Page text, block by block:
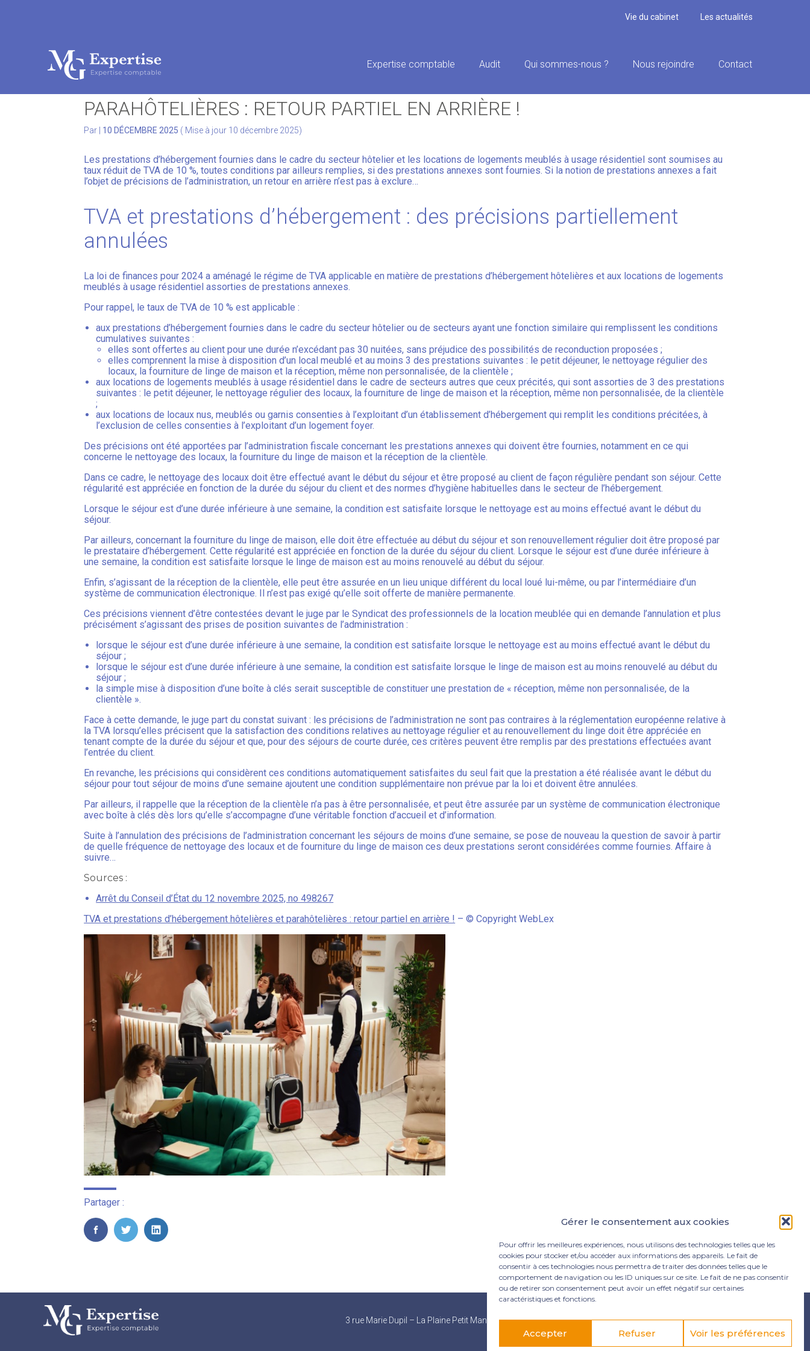
Gérer le consentement aux cookies
Pour offrir les meilleures expériences, nous utilisons des technologies telles que les
cookies pour stocker et/ou accéder aux informations des appareils. Le fait de
consentir à ces technologies nous permettra de traiter des données telles que le
comportement de navigation ou les ID uniques sur ce site. Le fait de ne pas consentir
ou de retirer son consentement peut avoir un effet négatif sur certaines
caractéristiques et fonctions.
Accepter Refuser Voir les préférences
Vie du cabinet Les actualités
Aller
Expertise comptable Audit Qui sommes-nous ? Nous rejoindre Contact
PARAHÔTELIÈRES : RETOUR PARTIEL EN ARRIÈRE !
Par 10 DÉCEMBRE 2025 ( Mise à jour 10 décembre 2025)
Les prestations d’hébergement fournies dans le cadre du secteur hôtelier et les locations de logements meublés à usage résidentiel sont soumises au
taux réduit de TVA de 10 %, toutes conditions par ailleurs remplies, si des prestations annexes sont fournies. Si la notion de prestations annexes a fait
l’objet de précisions de l’administration, un retour en arrière n’est pas à exclure…
TVA et prestations d’hébergement : des précisions partiellement
annulées
La loi de finances pour 2024 a aménagé le régime de TVA applicable en matière de prestations d’hébergement hôtelières et aux locations de logements
meublés à usage résidentiel assorties de prestations annexes.
Pour rappel, le taux de TVA de 10 % est applicable :
aux prestations d’hébergement fournies dans le cadre du secteur hôtelier ou de secteurs ayant une fonction similaire qui remplissent les conditions
cumulatives suivantes :
elles sont offertes au client pour une durée n’excédant pas 30 nuitées, sans préjudice des possibilités de reconduction proposées ;
elles comprennent la mise à disposition d’un local meublé et au moins 3 des prestations suivantes : le petit déjeuner, le nettoyage régulier des
locaux, la fourniture de linge de maison et la réception, même non personnalisée, de la clientèle ;
aux locations de logements meublés à usage résidentiel dans le cadre de secteurs autres que ceux précités, qui sont assorties de 3 des prestations
suivantes : le petit déjeuner, le nettoyage régulier des locaux, la fourniture de linge de maison et la réception, même non personnalisée, de la clientèle
;
aux locations de locaux nus, meublés ou garnis consenties à l’exploitant d’un établissement d’hébergement qui remplit les conditions précitées, à
l’exclusion de celles consenties à l’exploitant d’un logement foyer.
Des précisions ont été apportées par l’administration fiscale concernant les prestations annexes qui doivent être fournies, notamment en ce qui
concerne le nettoyage des locaux, la fourniture du linge de maison et la réception de la clientèle.
Dans ce cadre, le nettoyage des locaux doit être effectué avant le début du séjour et être proposé au client de façon régulière pendant son séjour. Cette
régularité est appréciée en fonction de la durée du séjour du client et des normes d’hygiène habituelles dans le secteur de l’hébergement.
Lorsque le séjour est d’une durée inférieure à une semaine, la condition est satisfaite lorsque le nettoyage est au moins effectué avant le début du
séjour.
Par ailleurs, concernant la fourniture du linge de maison, elle doit être effectuée au début du séjour et son renouvellement régulier doit être proposé par
le prestataire d’hébergement. Cette régularité est appréciée en fonction de la durée du séjour du client. Lorsque le séjour est d’une durée inférieure à
une semaine, la condition est satisfaite lorsque le linge de maison est au moins renouvelé au début du séjour.
Enfin, s’agissant de la réception de la clientèle, elle peut être assurée en un lieu unique différent du local loué lui-même, ou par l’intermédiaire d’un
système de communication électronique. Il n’est pas exigé qu’elle soit offerte de manière permanente.
Ces précisions viennent d’être contestées devant le juge par le Syndicat des professionnels de la location meublée qui en demande l’annulation et plus
précisément s’agissant des prises de position suivantes de l’administration :
lorsque le séjour est d’une durée inférieure à une semaine, la condition est satisfaite lorsque le nettoyage est au moins effectué avant le début du
séjour ;
lorsque le séjour est d’une durée inférieure à une semaine, la condition est satisfaite lorsque le linge de maison est au moins renouvelé au début du
séjour ;
la simple mise à disposition d’une boîte à clés serait susceptible de constituer une prestation de « réception, même non personnalisée, de la
clientèle ».
Face à cette demande, le juge part du constat suivant : les précisions de l’administration ne sont pas contraires à la réglementation européenne relative à
la TVA lorsqu’elles précisent que la satisfaction des conditions relatives au nettoyage régulier et au renouvellement du linge doit être appréciée en
tenant compte de la durée du séjour et que, pour des séjours de courte durée, ces critères peuvent être remplis par des prestations effectuées avant
l’entrée du client.
En revanche, les précisions qui considèrent ces conditions automatiquement satisfaites du seul fait que la prestation a été réalisée avant le début du
séjour pour tout séjour de moins d’une semaine ajoutent une condition supplémentaire non prévue par la loi et doivent être annulées.
Par ailleurs, il rappelle que la réception de la clientèle n’a pas à être personnalisée, et peut être assurée par un système de communication électronique
avec boîte à clés dès lors qu’elle s’accompagne d’une véritable fonction d’accueil et d’information.
Suite à l’annulation des précisions de l’administration concernant les séjours de moins d’une semaine, se pose de nouveau la question de savoir à partir
de quelle fréquence de nettoyage des locaux et de fourniture du linge de maison ces deux prestations seront considérées comme fournies. Affaire à
suivre…
Sources :
Arrêt du Conseil d’État du 12 novembre 2025, no 498267
TVA et prestations d’hébergement hôtelières et parahôtelières : retour partiel en arrière ! – © Copyright WebLex
Partager :
FaceBook
TwitterLinkedIn
Principale
3 rue Marie Dupil – La Plaine Petit Manoir – 97232 Le Lamentin 05 96 50 55 00 contact@mgexpertise.fr